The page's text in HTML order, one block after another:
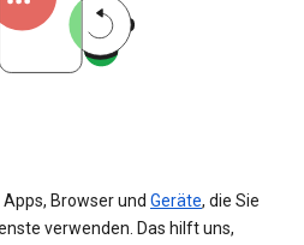
Browser und Geräte, die Sie
verwenden. Das hilft uns,